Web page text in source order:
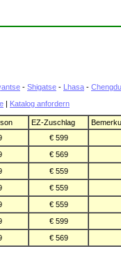
- Shigatse - Lhasa - Chengdu
| Katalog anfordern
EZ-Zuschlag
€ 599
€ 569
€ 559
€ 559
€ 559
€ 599
€ 569